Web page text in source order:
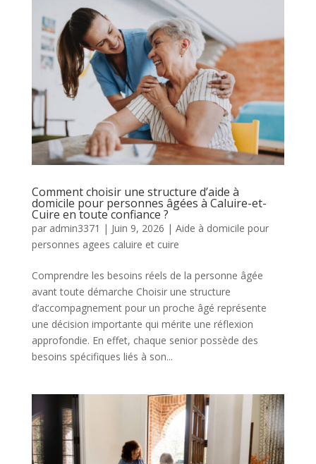
Comment choisir une structure d’aide à
domicile pour personnes âgées à Caluire-et-
Cuire en toute confiance ?
par admin3371 | Juin 9, 2026 | Aide à domicile pour
personnes agees caluire et cuire
Comprendre les besoins réels de la personne âgée
avant toute démarche Choisir une structure
d’accompagnement pour un proche âgé représente
une décision importante qui mérite une réflexion
approfondie. En effet, chaque senior possède des
besoins spécifiques liés à son...